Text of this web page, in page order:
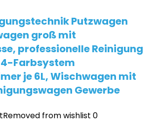
Putzwagen
groß mit
professionelle Reinigung
4-Farbsystem
je 6L, Wischwagen mit
Gewerbe
Removed from wishlist 0